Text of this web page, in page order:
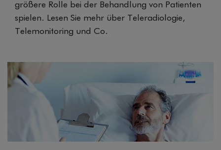
größere Rolle bei der Behandlung von Patienten
spielen. Lesen Sie mehr über Teleradiologie,
Telemonitoring und Co.